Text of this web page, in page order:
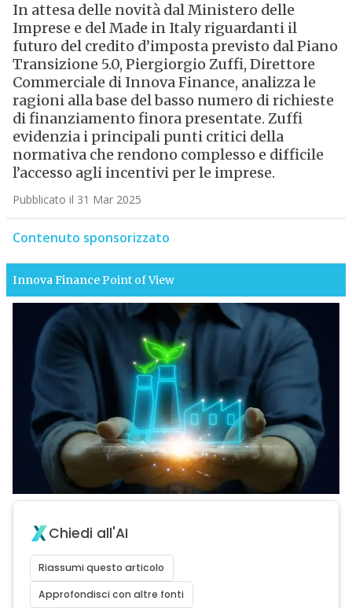
In attesa delle novità dal Ministero delle
Imprese e del Made in Italy riguardanti il
futuro del credito d’imposta previsto dal Piano
Transizione 5.0, Piergiorgio Zuffi, Direttore
Commerciale di Innova Finance, analizza le
ragioni alla base del basso numero di richieste
di finanziamento finora presentate. Zuffi
evidenzia i principali punti critici della
normativa che rendono complesso e difficile
l’accesso agli incentivi per le imprese.
Pubblicato il 31 Mar 2025
Contenuto sponsorizzato
Innova FinancePoint of View
Chiedi all'AI
Riassumi questo articolo
Approfondisci con altre fonti